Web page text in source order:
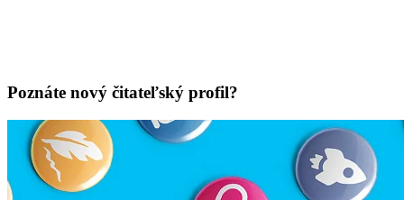
Poznáte nový čitateľský profil?